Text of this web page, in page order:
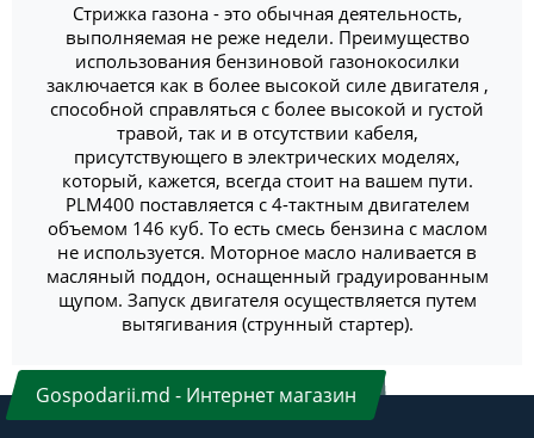
Стрижка газона - это обычная деятельность,
выполняемая не реже недели. Преимущество
использования бензиновой газонокосилки
заключается как в более высокой силе двигателя ,
способной справляться с более высокой и густой
травой, так и в отсутствии кабеля,
присутствующего в электрических моделях,
который, кажется, всегда стоит на вашем пути.
PLM400 поставляется с 4-тактным двигателем
объемом 146 куб. То есть смесь бензина с маслом
не используется. Моторное масло наливается в
масляный поддон, оснащенный градуированным
щупом. Запуск двигателя осуществляется путем
вытягивания (струнный стартер).
Gospodarii.md - Интернет магазин